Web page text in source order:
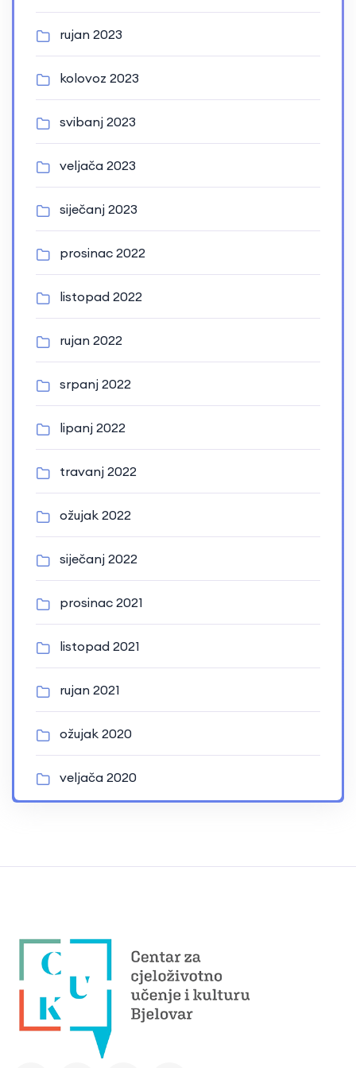
rujan 2023
kolovoz 2023
svibanj 2023
veljača 2023
siječanj 2023
prosinac 2022
listopad 2022
rujan 2022
srpanj 2022
lipanj 2022
travanj 2022
ožujak 2022
siječanj 2022
prosinac 2021
listopad 2021
rujan 2021
ožujak 2020
veljača 2020